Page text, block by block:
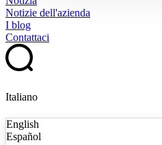
Notizie dell'azienda
I blog
Contattaci
Italiano
English
Español